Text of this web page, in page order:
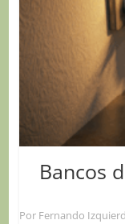
Bancos
Por Fernando